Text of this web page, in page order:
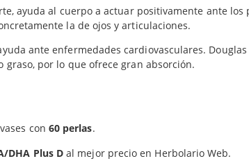
ayuda al cuerpo a actuar positivamente ante los
la de ojos y articulaciones.
ante enfermedades cardiovasculares.
graso, por lo que ofrece gran absorción.
con 60 perlas.
DHA Plus D al mejor precio en Herbolario Web.